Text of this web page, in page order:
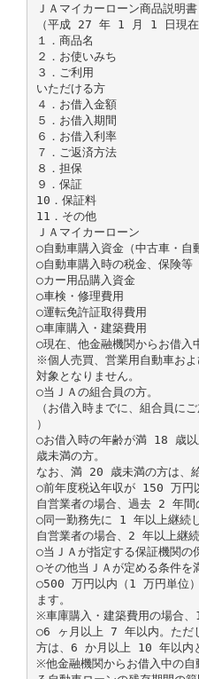
ＪＡマイカーローン商品説明
（平成 27 年 1 月 1 日現在
１．商品名
２．お使いみち
３．ご利用
いただける方
４．お借入金額
５．お借入期間
６．お借入利率
７．ご返済方法
８．担保
９．保証
10．保証料
11．その他
ＪＡマイカーローン
○自動車購入資金（中古車・自
○自動車購入時の税金、保険等
○カー用品購入資金
○車検・修理費用
○運転免許証取得費用
○車庫購入・建築費用
○現在、他金融機関からお借入
※個人売買、営業用自動車お
対象となりません。
○当ＪＡの組合員の方。
（お借入時までに、組合員に
）
○お借入時の年齢が満 18 歳
歳未満の方。
なお、満 20 歳未満の方は、
○前年度税込年収が 150 万円
自営業者の場合、過去 2 年間
○同一勤務先に 1 年以上継続し
自営業者の場合、2 年以上継続
○当ＪＡが指定する保証機関の
○その他当ＪＡが定める条件を
○500 万円以内（1 万円単位
ます。
※車庫購入・建築費用の場合、
○6 ヶ月以上 7 年以内。ただ
方は、6 か月以上 10 年以内
※他金融機関からお借入中の